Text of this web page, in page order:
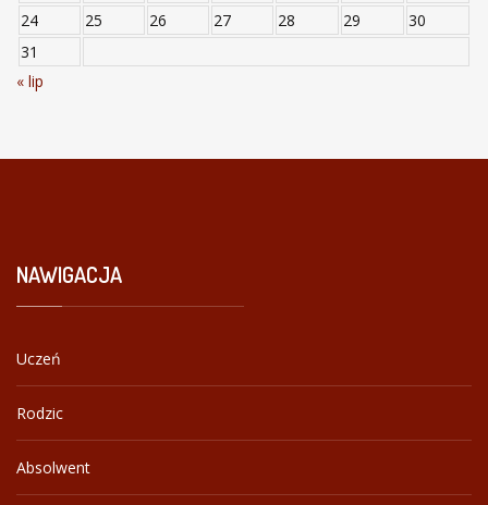
24
25 26 27 28 29
30
31
« lip
NAWIGACJA
Uczeń
Rodzic
Absolwent